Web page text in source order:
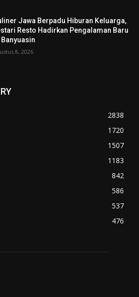
Jawa Berpadu Hiburan Keluarga,
Resto Hadirkan Pengalaman Baru
8, 2026
2838
1720
1507
1183
842
586
537
476